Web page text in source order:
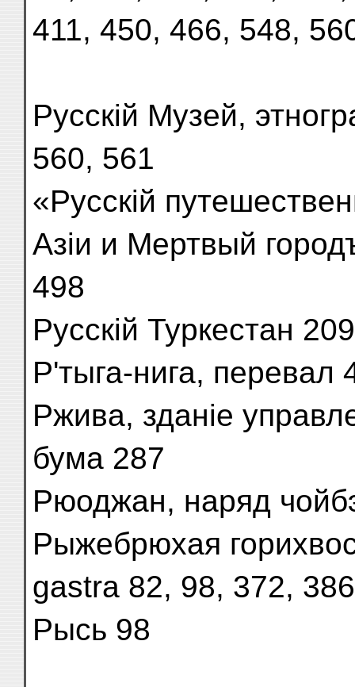
411, 450, 466, 548,
Русскій Музей,
560, 561
«Русскій
Азіи и Мертвый
498
Русскій Туркестан 209
Р'тыга-нига, перевал
Ржива, зданіе
бума 287
Рюоджан, наряд
Рыжебрюхая
gastra 82, 98, 372,
Рысь 98